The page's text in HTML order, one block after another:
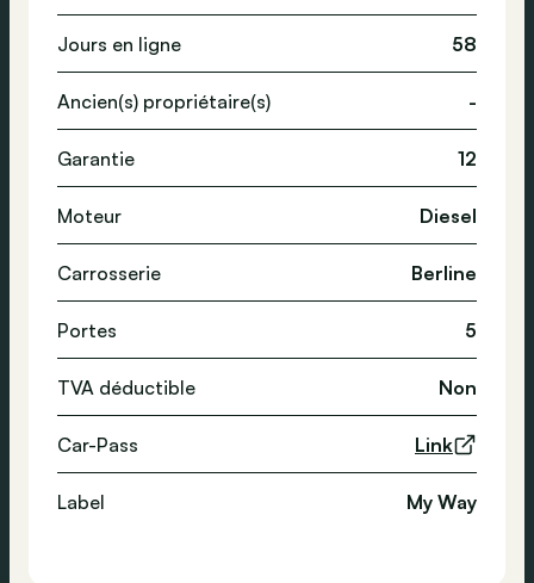
Jours en ligne 58
Ancien(s) propriétaire(s) -
Garantie 12
Moteur Diesel
Carrosserie Berline
Portes 5
TVA déductible Non
Car-Pass Link
Label My Way